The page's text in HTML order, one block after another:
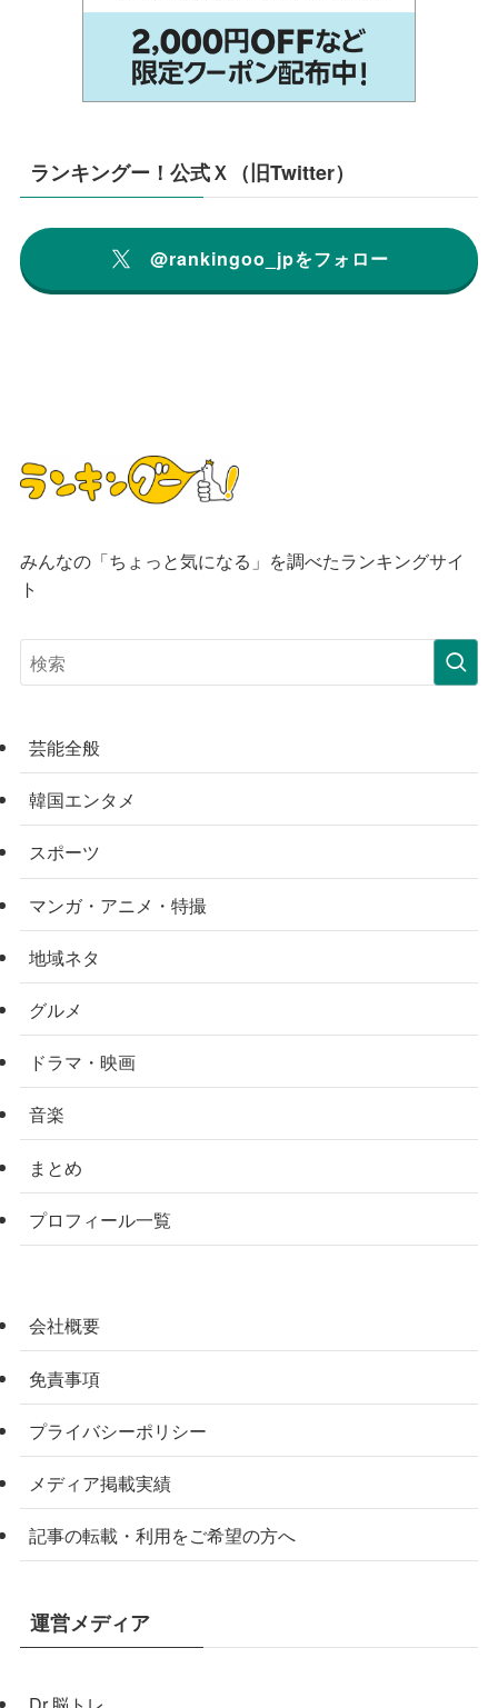
ランキングー！公式Ｘ（旧Twitter）
@rankingoo_jpをフォロー
みんなの「ちょっと気になる」を調べたランキングサイ
ト
芸能全般
韓国エンタメ
スポーツ
マンガ・アニメ・特撮
地域ネタ
グルメ
ドラマ・映画
音楽
まとめ
プロフィール一覧
会社概要
免責事項
プライバシーポリシー
メディア掲載実績
記事の転載・利用をご希望の方へ
運営メディア